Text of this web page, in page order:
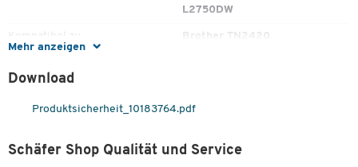
Mehr anzeigen
L2750DW
Brother TN2420
Sparpack Nein
Typ Toner
Download
Produktsicherheit_10183764.pdf
Schäfer Shop Qualität und Service